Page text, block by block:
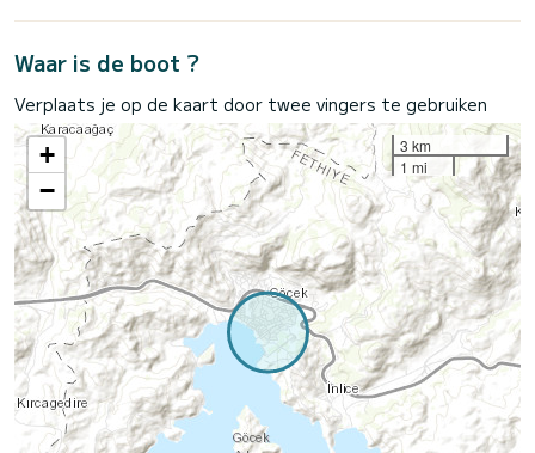
Waar is de boot ?
Verplaats je op de kaart door twee vingers te gebruiken
+
−
3 km
1 mi